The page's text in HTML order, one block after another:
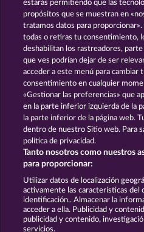
MIGHTY 40
Términos y
Declaración de
Empresa
Enviar solicitud
estarás permitiendo que las
propósitos que se muestran en
tratamos datos para proporcionar».
todas o retiras tu consentimiento,
deshabilitan los rastreadores,
que ves podrían dejar de ser
acceder a este menú para cambiar
consentimiento en cualquier
«Gestionar las preferencias» que
en la parte inferior izquierda de la
la parte inferior de la página web.
dentro de nuestro Sitio web. Para
política de privacidad.
Tanto nosotros como nuestros
para proporcionar:
Utilizar datos de localización
activamente las características del
identificación.. Almacenar la
acceder a ella. Publicidad y
publicidad y contenido,
servicios.